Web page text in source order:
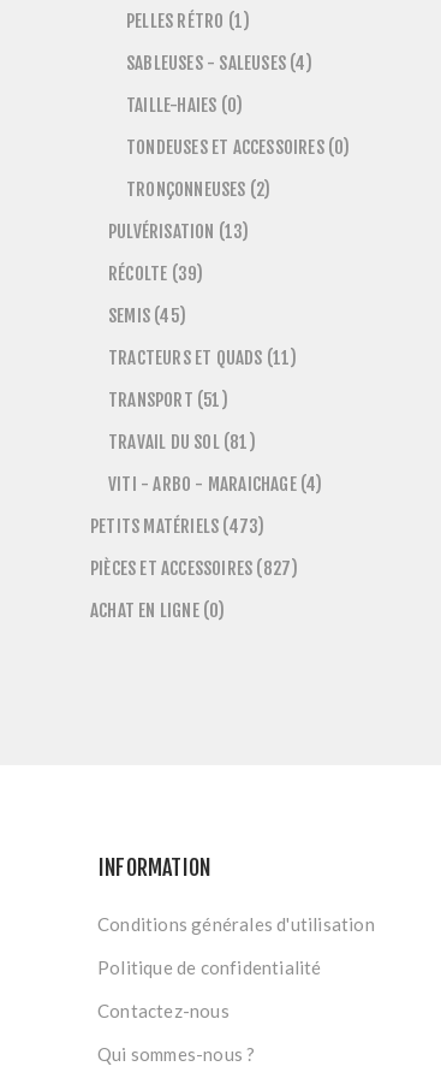
PELLES RÉTRO (1)
SABLEUSES - SALEUSES (4)
TAILLE-HAIES (0)
TONDEUSES ET ACCESSOIRES (0)
TRONÇONNEUSES (2)
PULVÉRISATION (13)
RÉCOLTE (39)
SEMIS (45)
TRACTEURS ET QUADS (11)
TRANSPORT (51)
TRAVAIL DU SOL (81)
VITI - ARBO - MARAICHAGE (4)
PETITS MATÉRIELS (473)
PIÈCES ET ACCESSOIRES (827)
ACHAT EN LIGNE (0)
INFORMATION
Conditions générales d'utilisation
Politique de confidentialité
Contactez-nous
Qui sommes-nous ?